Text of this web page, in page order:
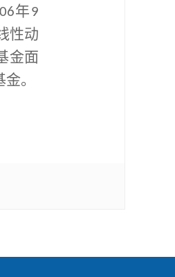
年9
性动
金面
。